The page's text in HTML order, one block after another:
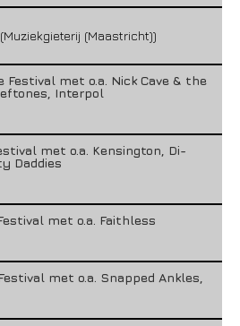
(Maastricht))
Festival met o.a. Nick Cave & the
Interpol
met o.a. Kensington, Di-
Daddies
met o.a. Faithless
met o.a. Snapped Ankles,